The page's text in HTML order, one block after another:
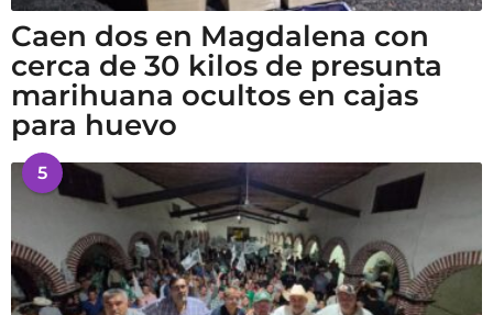
Caen dos en Magdalena con
cerca de 30 kilos de presunta
marihuana ocultos en cajas
para huevo
5